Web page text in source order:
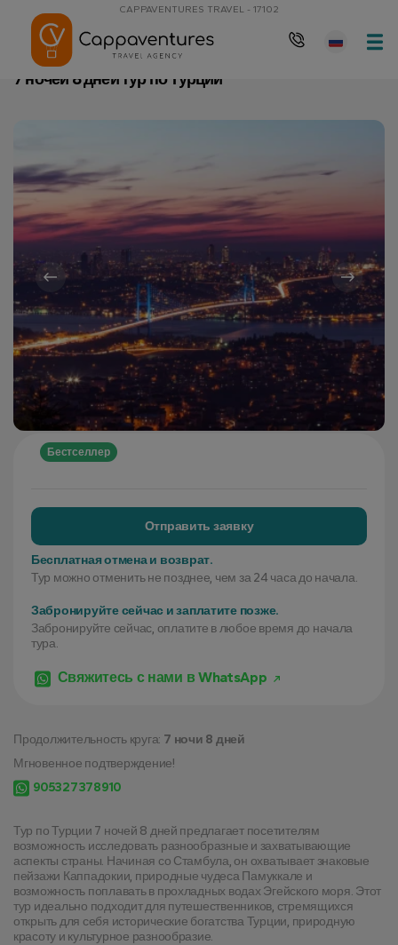
CAPPAVENTURES TRAVEL - 17102
Главная
Тур по Турции 7 ночей 8 дней предлагает посетителям
возможность исследовать разнообразные и захватывающие
аспекты страны. Начиная со Стамбула, он охватывает знаковые
пейзажи Каппадокии, природные чудеса Памуккале и
возможность поплавать в прохладных водах Эгейского моря. Этот
тур идеально подходит для путешественников, стремящихся
открыть для себя исторические богатства Турции, природную
красоту и культурное разнообразие.
7 ночей 8 дней тур по Турции
Бестселлер
Отправить заявку
Бесплатная отмена и возврат.
Тур можно отменить не позднее, чем за 24 часа до начала.
Забронируйте сейчас и заплатите позже.
Забронируйте сейчас, оплатите в любое время до начала
тура.
Свяжитесь с нами в WhatsApp
Продолжительность круга: 7 ночи 8 дней
Мгновенное подтверждение!
905327378910